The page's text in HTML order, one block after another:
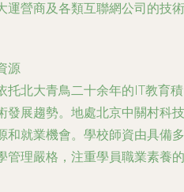
運營商及各類互聯網公司的技術
源
托北大青鳥二十余年的IT教育積
發展趨勢。地處北京中關村科技
和就業機會。學校師資由具備多
管理嚴格，注重學員職業素養的